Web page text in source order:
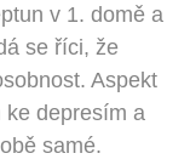
v 1. domě a
se říci, že
Aspekt
ke depresím a
samé.